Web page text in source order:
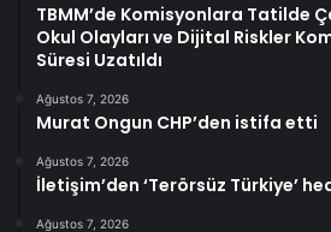
TBMM’de Komisyonlara Tatilde
Okul Olayları ve Dijital Riskler
Süresi Uzatıldı
Ağustos 7, 2026
Murat Ongun CHP’den istifa etti
Ağustos 7, 2026
İletişim’den ‘Terörsüz Türkiye’
Ağustos 7, 2026